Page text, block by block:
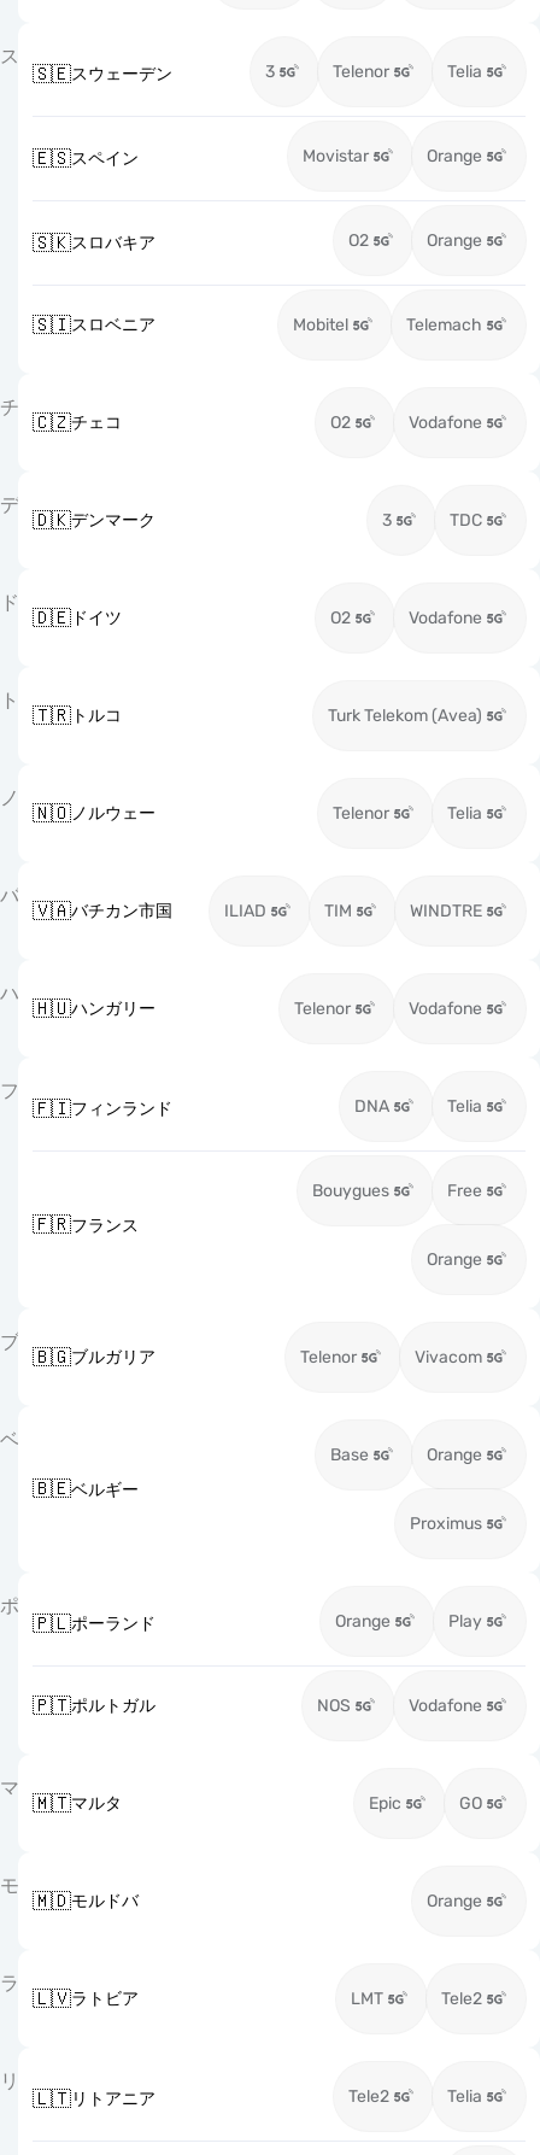
ス
🇸🇪スウェーデン 3 Telenor Telia
🇪🇸スペイン Movistar Orange
🇸🇰スロバキア O2 Orange
🇸🇮スロベニア Mobitel Telemach
チ
🇨🇿チェコ O2 Vodafone
デ
🇩🇰デンマーク 3 TDC
ド
🇩🇪ドイツ O2 Vodafone
ト
🇹🇷トルコ Turk Telekom (Avea)
ノ
🇳🇴ノルウェー Telenor Telia
バ
🇻🇦バチカン市国 ILIAD TIM WINDTRE
ハ
🇭🇺ハンガリー Telenor Vodafone
フ
🇫🇮フィンランド DNA Telia
🇫🇷フランス
Bouygues Free
Orange
ブ
🇧🇬ブルガリア Telenor Vivacom
ベ
🇧🇪ベルギー
Base Orange
Proximus
ポ
🇵🇱ポーランド Orange Play
🇵🇹ポルトガル NOS Vodafone
マ
🇲🇹マルタ Epic GO
モ
🇲🇩モルドバ Orange
ラ
🇱🇻ラトビア LMT Tele2
リ
🇱🇹リトアニア Tele2 Telia